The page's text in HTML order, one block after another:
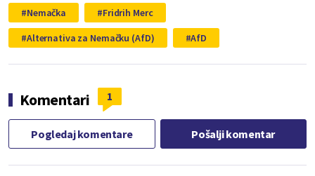
Nemačka
Fridrih Merc
Alternativa za Nemačku (AfD)
AfD
Komentari 1
Pogledaj komentare Pošalji komentar